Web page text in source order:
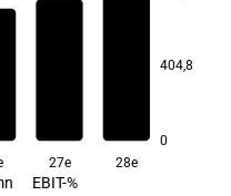
404,8
0
27e 28e
EBIT-%